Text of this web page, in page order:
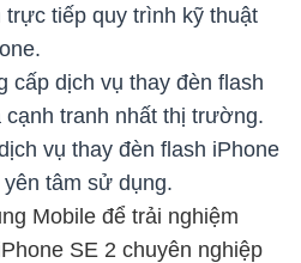
tiếp quy trình kỹ thuật
cấp dịch vụ thay đèn flash
tranh nhất thị trường.
vụ thay đèn flash iPhone
tâm sử dụng.
Mobile để trải nghiệm
SE 2 chuyên nghiệp